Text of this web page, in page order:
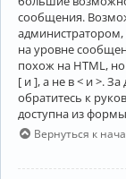
сообщения.
на уровне
похож на HTML,
[ и ], а не в < и >.
обратитесь к
доступна из
Вернуться к